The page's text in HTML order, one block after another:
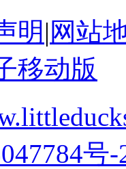
明 | 网站
移动版
号-